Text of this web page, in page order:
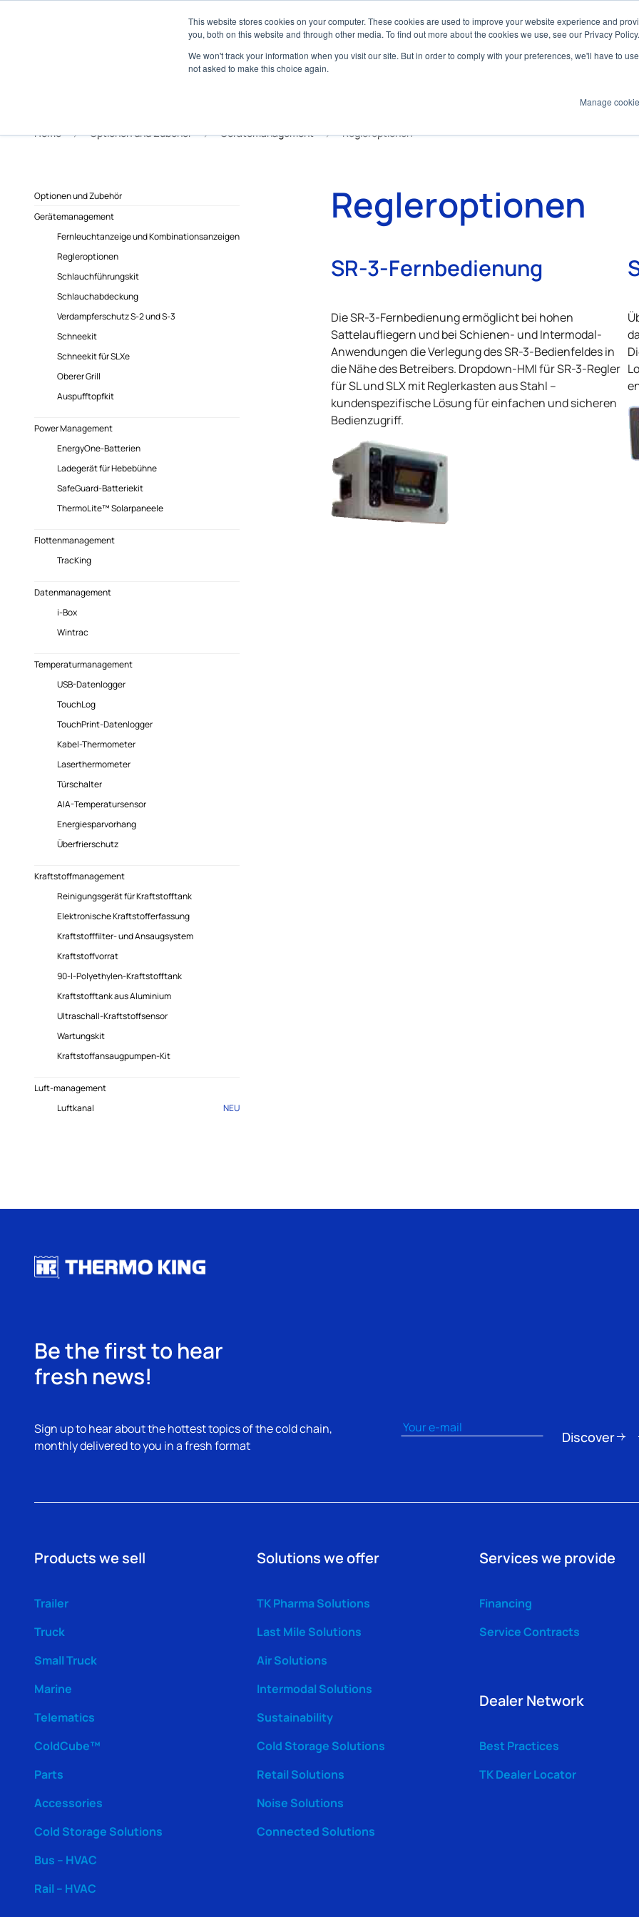
This website stores cookies on your computer. These cookies are used to improve your website experience and
you, both on this website and through other media. To find out more about the cookies we use, see our Privacy Policy.
We won't track your information when you visit our site. But in order to comply with your preferences, we'll have to
not asked to make this choice again.
Manage
Medienzentrum Marine
ProdukteTechnologienServices
Home Optionen und Zubehör Gerätemanagement Regleroptionen
Optionen und Zubehör
Gerätemanagement
Fernleuchtanzeige und Kombinationsanzeigen
Regleroptionen
Schlauchführungskit
Schlauchabdeckung
Verdampferschutz S-2 und S-3
Schneekit
Schneekit für SLXe
Oberer Grill
Auspufftopfkit
Power Management
EnergyOne-Batterien
Ladegerät für Hebebühne
SafeGuard-Batteriekit
ThermoLite™ Solarpaneele
Flottenmanagement
TracKing
Datenmanagement
i-Box
Wintrac
Temperaturmanagement
USB-Datenlogger
TouchLog
TouchPrint-Datenlogger
Kabel-Thermometer
Laserthermometer
Türschalter
AIA-Temperatursensor
Energiesparvorhang
Überfrierschutz
Kraftstoffmanagement
Reinigungsgerät für Kraftstofftank
Elektronische Kraftstofferfassung
Kraftstofffilter- und Ansaugsystem
Kraftstoffvorrat
90-l-Polyethylen-Kraftstofftank
Kraftstofftank aus Aluminium
Ultraschall-Kraftstoffsensor
Wartungskit
Kraftstoffansaugpumpen-Kit
Luft-management
Luftkanal
NEU
Regleroptionen
SR-3-Fernbedienung
Die SR-3-Fernbedienung ermöglicht bei hohen
Sattelaufliegern und bei Schienen- und Intermodal-
Anwendungen die Verlegung des SR-3-Bedienfeldes in
die Nähe des Betreibers. Dropdown-HMI für SR-3-Regler
für SL und SLX mit Reglerkasten aus Stahl –
kundenspezifische Lösung für einfachen und sicheren
Bedienzugriff.
Be the first to hear
fresh news!
Sign up to hear about the hottest topics of the cold chain,
monthly delivered to you in a fresh format
Email(erforderlich)
Discover
Products we sell
Trailer
Truck
Small Truck
Marine
Telematics
ColdCube™
Parts
Accessories
Cold Storage Solutions
Bus – HVAC
Rail – HVAC
Solutions we offer
TK Pharma Solutions
Last Mile Solutions
Air Solutions
Intermodal Solutions
Sustainability
Cold Storage Solutions
Retail Solutions
Noise Solutions
Connected Solutions
Services we provide
Financing
Service Contracts
Dealer Network
Best Practices
TK Dealer Locator